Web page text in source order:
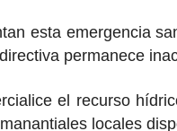
esta emergencia
permanece
el recurso
locales